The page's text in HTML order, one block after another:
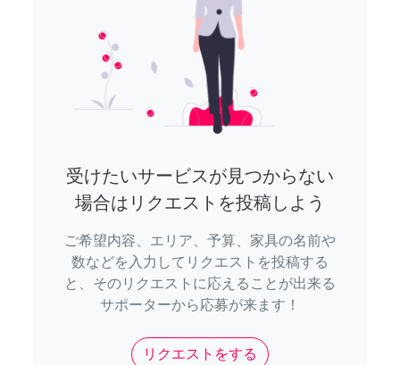
受けたいサービスが見つからない
場合はリクエストを投稿しよう
ご希望内容、エリア、予算、家具の名前や
数などを入力してリクエストを投稿する
と、そのリクエストに応えることが出来る
サポーターから応募が来ます！
リクエストをする